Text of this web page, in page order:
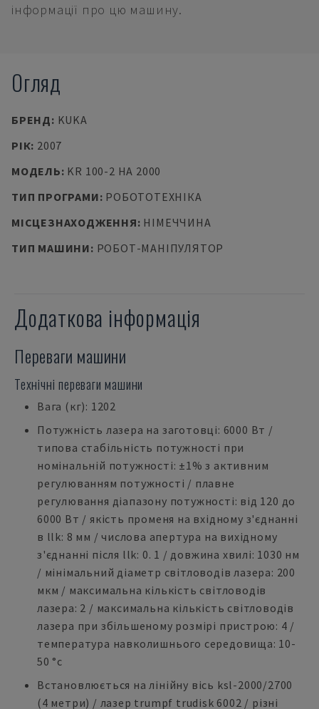
інформації про цю машину.
Огляд
БРЕНД: KUKA
РІК: 2007
МОДЕЛЬ: KR 100-2 HA 2000
ТИП ПРОГРАМИ: РОБОТОТЕХНІКА
МІСЦЕЗНАХОДЖЕННЯ: НІМЕЧЧИНА
ТИП МАШИНИ: РОБОТ-МАНІПУЛЯТОР
Додаткова інформація
Переваги машини
Технічні переваги машини
Вага (кг): 1202
Потужність лазера на заготовці: 6000 Вт /
типова стабільність потужності при
номінальній потужності: ±1% з активним
регулюванням потужності / плавне
регулювання діапазону потужності: від 120 до
6000 Вт / якість променя на вхідному з'єднанні
в llk: 8 мм / числова апертура на вихідному
з'єднанні після llk: 0. 1 / довжина хвилі: 1030 нм
/ мінімальний діаметр світловодів лазера: 200
мкм / максимальна кількість світловодів
лазера: 2 / максимальна кількість світловодів
лазера при збільшеному розмірі пристрою: 4 /
температура навколишнього середовища: 10-
50 °c
Встановлюється на лінійну вісь ksl-2000/2700
(4 метри) / лазер trumpf trudisk 6002 / різні